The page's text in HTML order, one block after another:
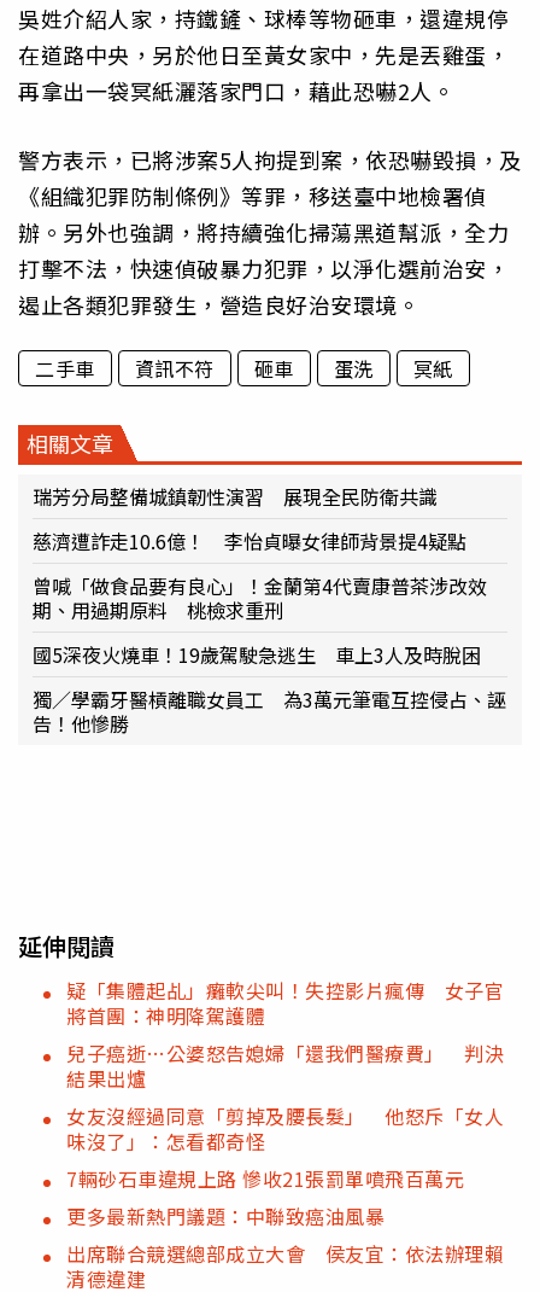
吳姓介紹人家，持鐵鏟、球棒等物砸車，還違規停
在道路中央，另於他日至黃女家中，先是丟雞蛋，
再拿出一袋冥紙灑落家門口，藉此恐嚇2人。
警方表示，已將涉案5人拘提到案，依恐嚇毀損，及
《組織犯罪防制條例》等罪，移送臺中地檢署偵
辦。另外也強調，將持續強化掃蕩黑道幫派，全力
打擊不法，快速偵破暴力犯罪，以淨化選前治安，
遏止各類犯罪發生，營造良好治安環境。
二手車 資訊不符 砸車 蛋洗 冥紙
相關文章
瑞芳分局整備城鎮韌性演習 展現全民防衛共識
慈濟遭詐走10.6億！ 李怡貞曝女律師背景提4疑點
曾喊「做食品要有良心」！金蘭第4代賣康普茶涉改效
期、用過期原料 桃檢求重刑
國5深夜火燒車！19歲駕駛急逃生 車上3人及時脫困
獨／學霸牙醫槓離職女員工 為3萬元筆電互控侵占、誣
告！他慘勝
延伸閱讀
疑「集體起乩」癱軟尖叫！失控影片瘋傳 女子官
將首團：神明降駕護體
兒子癌逝…公婆怒告媳婦「還我們醫療費」 判決
結果出爐
女友沒經過同意「剪掉及腰長髮」 他怒斥「女人
味沒了」：怎看都奇怪
7輛砂石車違規上路 慘收21張罰單噴飛百萬元
更多最新熱門議題：中聯致癌油風暴
出席聯合競選總部成立大會 侯友宜：依法辦理賴
清德違建